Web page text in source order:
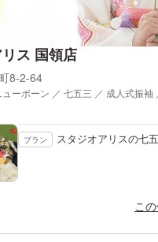
ス 国領店
8-2-64
ーボーン ／ 七五三 ／ 成人式振袖
プラン スタジオアリスの七
こ